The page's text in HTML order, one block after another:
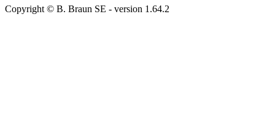
Copyright © B. Braun SE - version 1.64.2